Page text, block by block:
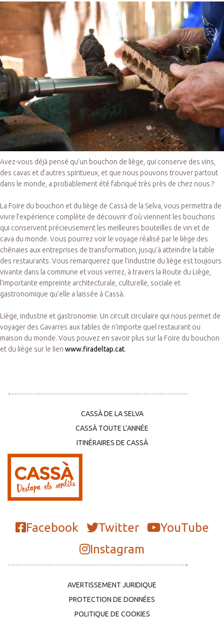
Avez-vous déjà pensé qu’un bouchon de liège, qui conserve des vins,
des cavas et d’autres spiritueux, et que nous pouvons trouver partout
dans le monde, a probablement été fabriqué très près de chez nous ?
La Foire du bouchon et du liège de Cassà de la Selva, vous permettra de
vivre l’expérience complète de découvrir d’où viennent les bouchons
qui conservent précieusement les meilleures bouteilles de vin et de
cava du monde. Vous pourrez voir le voyage réalisé par le liège des
chênaies aux entreprises de transformation, jusqu’à atteindre la table
des restaurants. Vous remarquerez que l’industrie du liège est toujours
vivante dans la commune et vous verrez, à travers la Route du Liège,
l’importante empreinte architecturale, culturelle, sociale et
gastronomique qu’elle a laissée à Cassà.
Liège, industrie et gastronomie. Un circuit circulaire qui nous permet de
voyager des Gavarres aux tables de n’importe quel restaurant ou
maison du monde. Vous pouvez en savoir plus sur la Foire du bouchon
et du liège sur le lien www.firadeltap.cat.
CASSÀ DE LA SELVA
CASSÀ TOUTE L’ANNÉE
ITINÉRAIRES DE CASSÀ
Facebook Twitter
YouTube
Instagram
AVERTISSEMENT JURIDIQUE
PROTECTION DE DONNÉES
POLITIQUE DE COOKIES